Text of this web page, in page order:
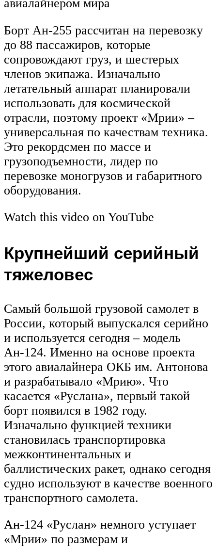
авиалайнером мира
Борт Ан-255 рассчитан на перевозку
до 88 пассажиров, которые
сопровождают груз, и шестерых
членов экипажа. Изначально
летательный аппарат планировали
использовать для космической
отрасли, поэтому проект «Мрии» –
универсальная по качествам техника.
Это рекордсмен по массе и
грузоподъемности, лидер по
перевозке моногрузов и габаритного
оборудования.
Watch this video on YouTube
Крупнейший серийный
тяжеловес
Самый большой грузовой самолет в
России, который выпускался серийно
и используется сегодня – модель
Ан-124. Именно на основе проекта
этого авиалайнера ОКБ им. Антонова
и разрабатывало «Мрию». Что
касается «Руслана», первый такой
борт появился в 1982 году.
Изначально функцией техники
становилась транспортировка
межконтинентальных и
баллистических ракет, однако сегодня
судно используют в качестве военного
транспортного самолета.
Ан-124 «Руслан» немного уступает
«Мрии» по размерам и